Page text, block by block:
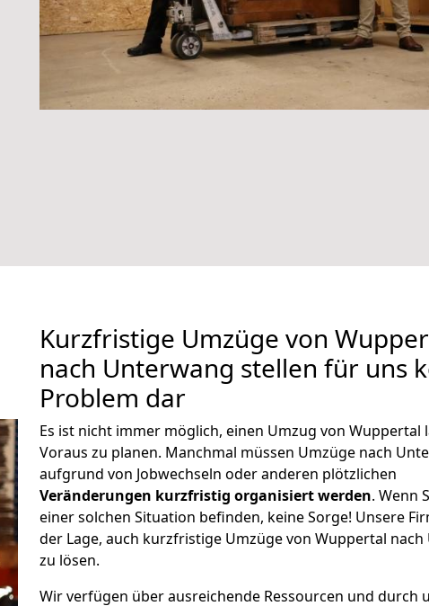
Kurzfristige Umzüge von
nach Unterwang stellen für uns
Problem dar
Es ist nicht immer möglich, einen Umzug von Wuppertal
Voraus zu planen. Manchmal müssen Umzüge nach
aufgrund von Jobwechseln oder anderen plötzlichen
Veränderungen kurzfristig organisiert werden. Wenn
einer solchen Situation befinden, keine Sorge! Unsere
der Lage, auch kurzfristige Umzüge von Wuppertal
zu lösen.
Wir verfügen über ausreichende Ressourcen und durch